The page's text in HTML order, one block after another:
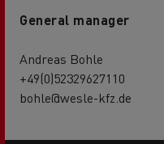
General manager
Andreas Bohle
+49(0)52329627110
bohle@wesle-kfz.de